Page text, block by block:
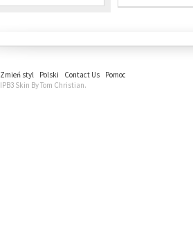
Zmień styl Polski Contact Us
Pomoc
IPB3 Skin By Tom Christian.